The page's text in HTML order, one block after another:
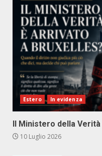
Estero In evidenza
Il Ministero della
10 Luglio 2026